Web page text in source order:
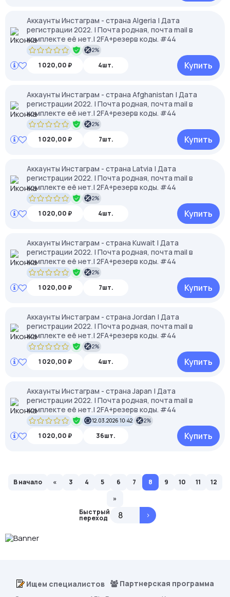
Аккаунты Инстаграм - страна Algeria | Дата
регистрации 2022. | Почта родная, почта mail в
комплекте её нет.| 2FA+резерв коды. #44
2%
1 020,00 ₽ 4шт. Купить
Аккаунты Инстаграм - страна Afghanistan | Дата
регистрации 2022. | Почта родная, почта mail в
комплекте её нет.| 2FA+резерв коды. #44
2%
1 020,00 ₽ 7шт. Купить
Аккаунты Инстаграм - страна Latvia | Дата
регистрации 2022. | Почта родная, почта mail в
комплекте её нет.| 2FA+резерв коды. #44
2%
1 020,00 ₽ 4шт. Купить
Аккаунты Инстаграм - страна Kuwait | Дата
регистрации 2022. | Почта родная, почта mail в
комплекте её нет.| 2FA+резерв коды. #44
2%
1 020,00 ₽ 7шт. Купить
Аккаунты Инстаграм - страна Jordan | Дата
регистрации 2022. | Почта родная, почта mail в
комплекте её нет.| 2FA+резерв коды. #44
2%
1 020,00 ₽ 4шт. Купить
Аккаунты Инстаграм - страна Japan | Дата
регистрации 2022. | Почта родная, почта mail в
комплекте её нет.| 2FA+резерв коды. #44
12.03.2026 10:42 2%
1 020,00 ₽ 36шт. Купить
В начало « 3 4 5 6 7 8 9 10 11
12
»
Быстрый
переход >
Ищем специалистов
Партнерская программа